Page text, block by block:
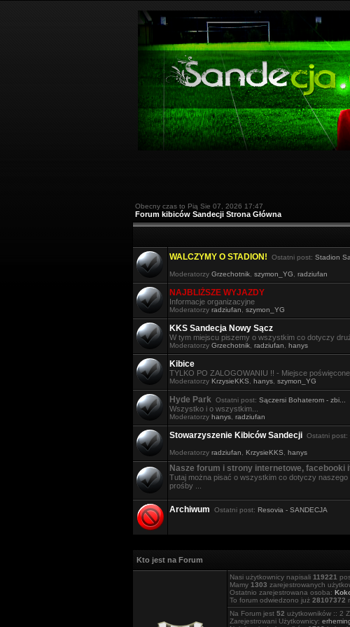
Obecny czas to Pią Sie 07, 2026 17:47
Forum kibiców Sandecji Strona Główna
WALCZYMY O STADION! Ostatni post: Stadion
Moderatorzy Grzechotnik szymon_YG radziufan
NAJBLIŻSZE WYJAZDY
Informacje organizacyjne
Moderatorzy radziufan szymon_YG
KKS Sandecja Nowy Sącz
W tym miejscu piszemy o wszystkim co dotyczy
Moderatorzy Grzechotnik radziufan hanys
Kibice
TYLKO PO ZALOGOWANIU !! - Miejsce
Moderatorzy KrzysieKKS hanys szymon_YG
Hyde Park Ostatni post: Sączersi Bohaterom - zbi...
Wszystko i o wszystkim...
Moderatorzy hanys radziufan
Stowarzyszenie Kibiców Sandecji Ostatni post:
Moderatorzy radziufan KrzysieKKS hanys
Nasze forum i strony internetowe, facebooki
Tutaj można pisać o wszystkim co dotyczy
prośby ...
Archiwum Ostatni post: Resovia - SANDECJA
Kto jest na Forum
Nasi użytkownicy napisali 119221
Mamy 1303 zarejestrowanych
Ostatnio zarejestrowana osoba:
To forum odwiedzono już 28107372
Na Forum jest 52 użytkowników :: 2
Zarejestrowani Użytkownicy: